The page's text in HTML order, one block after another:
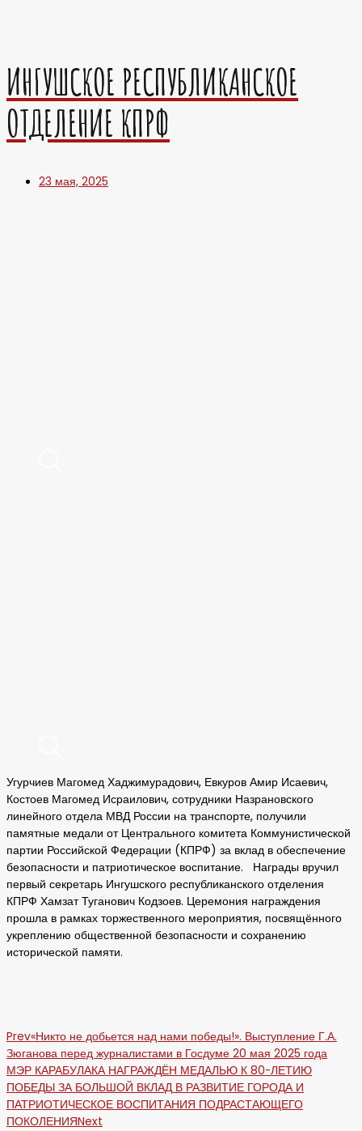
ИНГУШСКОЕ РЕСПУБЛИКАНСКОЕ
ОТДЕЛЕНИЕ КПРФ
23 мая, 2025
Угурчиев Магомед Хаджимурадович, Евкуров Амир Исаевич,
Костоев Магомед Исраилович, сотрудники Назрановского
линейного отдела МВД России на транспорте, получили
памятные медали от Центрального комитета Коммунистической
партии Российской Федерации (КПРФ) за вклад в обеспечение
безопасности и патриотическое воспитание. Награды вручил
первый секретарь Ингушского республиканского отделения
КПРФ Хамзат Туганович Кодзоев. Церемония награждения
прошла в рамках торжественного мероприятия, посвящённого
укреплению общественной безопасности и сохранению
исторической памяти.
Prev«Никто не добьется над нами победы!». Выступление Г.А.
Зюганова перед журналистами в Госдуме 20 мая 2025 года
МЭР КАРАБУЛАКА НАГРАЖДЁН МЕДАЛЬЮ К 80-ЛЕТИЮ
ПОБЕДЫ ЗА БОЛЬШОЙ ВКЛАД В РАЗВИТИЕ ГОРОДА И
ПАТРИОТИЧЕСКОЕ ВОСПИТАНИЯ ПОДРАСТАЮЩЕГО
ПОКОЛЕНИЯNext